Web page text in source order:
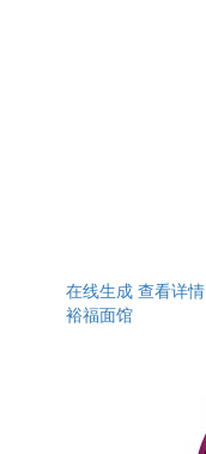
在线生成 查看详情
裕福面馆